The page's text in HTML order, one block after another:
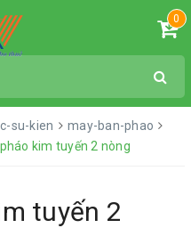
0
su-kien
may-ban-phao
kim tuyến 2 nòng
tuyến 2